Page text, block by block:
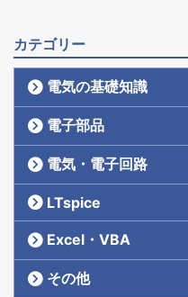
カテゴリー
電気の基礎知識
電子部品
電気・電子回路
LTspice
Excel・VBA
その他